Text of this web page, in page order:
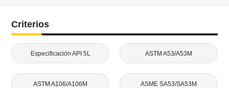
Criterios
Especificación API 5L ASTM A53/A53M
ASTM A106/A106M ASME SA53/SA53M